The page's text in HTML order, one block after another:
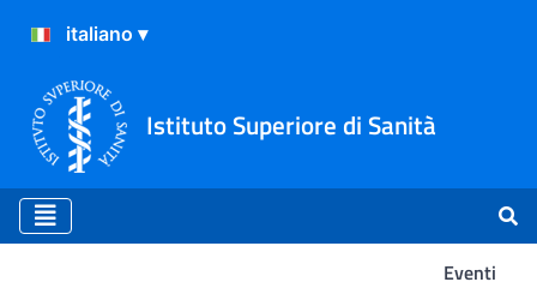
Istituto Superiore di Sanità
Eventi